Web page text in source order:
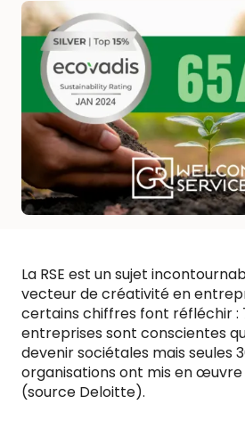
La RSE est un sujet
vecteur de créativité en
certains chiffres font réfléchir :
entreprises sont conscientes
devenir sociétales mais seules
organisations ont mis en
(source Deloitte).